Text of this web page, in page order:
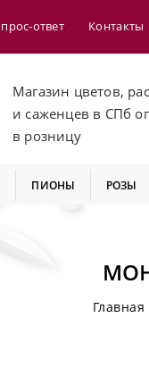
ответ Контакты
Магазин цветов,
и саженцев в СПб
в розницу
ПИОНЫ РОЗЫ
Главная